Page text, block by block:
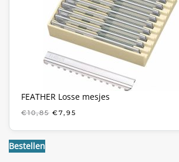
FEATHER Losse mesjes
€10,85 OORSPRONKELIJKE
WAS:
€7,95
IS:
Bestellen